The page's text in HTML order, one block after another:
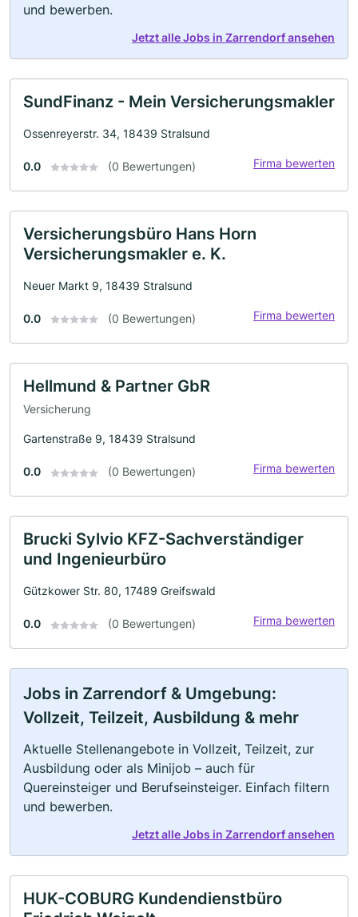
und bewerben.
Jetzt alle Jobs in Zarrendorf ansehen
SundFinanz - Mein Versicherungsmakler
Ossenreyerstr. 34, 18439 Stralsund
0.0 (0 Bewertungen) Firma bewerten
Versicherungsbüro Hans Horn
Versicherungsmakler e. K.
Neuer Markt 9, 18439 Stralsund
0.0 (0 Bewertungen) Firma bewerten
Hellmund & Partner GbR
Versicherung
Gartenstraße 9, 18439 Stralsund
0.0 (0 Bewertungen) Firma bewerten
Brucki Sylvio KFZ-Sachverständiger
und Ingenieurbüro
Gützkower Str. 80, 17489 Greifswald
0.0 (0 Bewertungen) Firma bewerten
Jobs in Zarrendorf & Umgebung:
Vollzeit, Teilzeit, Ausbildung & mehr
Aktuelle Stellenangebote in Vollzeit, Teilzeit, zur
Ausbildung oder als Minijob – auch für
Quereinsteiger und Berufseinsteiger. Einfach filtern
und bewerben.
Jetzt alle Jobs in Zarrendorf ansehen
HUK-COBURG Kundendienstbüro